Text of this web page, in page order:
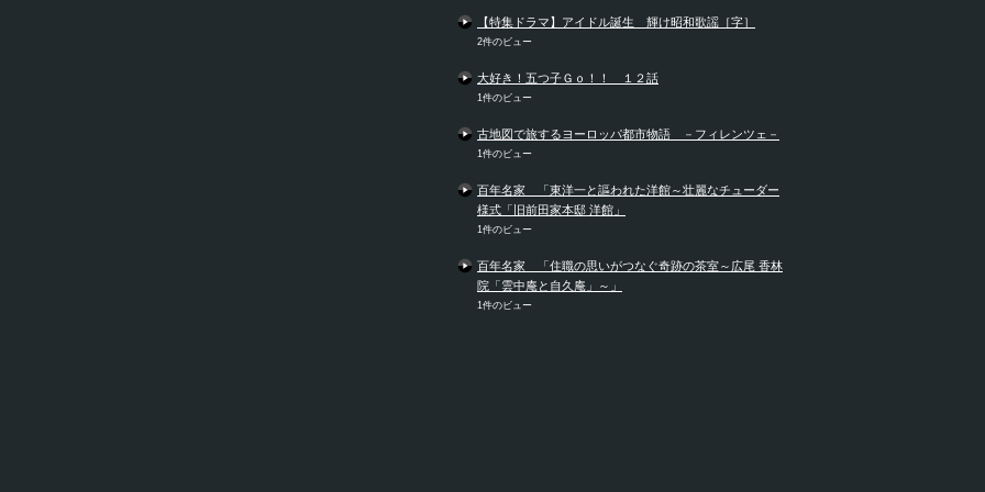
【特集ドラマ】アイドル誕生 輝け昭和歌謡［字］
2件のビュー
大好き！五つ子Ｇｏ！！ １２話
1件のビュー
古地図で旅するヨーロッパ都市物語 －フィレンツェ－
1件のビュー
百年名家 「東洋一と謳われた洋館～壮麗なチューダー
様式「旧前田家本邸 洋館」
1件のビュー
百年名家 「住職の思いがつなぐ奇跡の茶室～広尾 香林
院「雲中庵と自久庵」～」
1件のビュー